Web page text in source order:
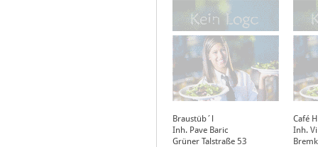
Braustüb´l
Inh. Pave Baric
Grüner Talstraße 53
Café
Inh.